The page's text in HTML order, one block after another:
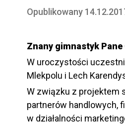
Opublikowany
Znany gimnastyk
W uroczystości
Mlekpolu i Lech
W związku z projektem
partnerów handlowych,
w działalności